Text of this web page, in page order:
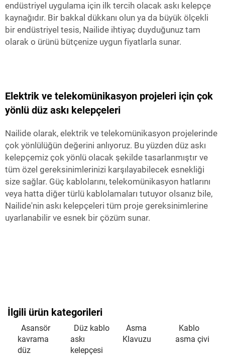
endüstriyel uygulama için ilk tercih olacak askı kelepçe
kaynağıdır. Bir bakkal dükkanı olun ya da büyük ölçekli
bir endüstriyel tesis, Nailide ihtiyaç duyduğunuz tam
olarak o ürünü bütçenize uygun fiyatlarla sunar.
Elektrik ve telekomünikasyon projeleri için çok
yönlü düz askı kelepçeleri
Nailide olarak, elektrik ve telekomünikasyon projelerinde
çok yönlülüğün değerini anlıyoruz. Bu yüzden düz askı
kelepçemiz çok yönlü olacak şekilde tasarlanmıştır ve
tüm özel gereksinimlerinizi karşılayabilecek esnekliği
size sağlar. Güç kablolarını, telekomünikasyon hatlarını
veya hatta diğer türlü kablolamaları tutuyor olsanız bile,
Nailide'nin askı kelepçeleri tüm proje gereksinimlerine
uyarlanabilir ve esnek bir çözüm sunar.
İlgili ürün kategorileri
Asansör
kavrama
düz
Düz kablo
askı
kelepçesi
Asma
Klavuzu
Kablo
asma çivi